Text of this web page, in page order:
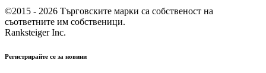
©2015 - 2026 Търговските марки са собственост на
съответните им собственици.
Ranksteiger Inc.
Регистрирайте се за новини